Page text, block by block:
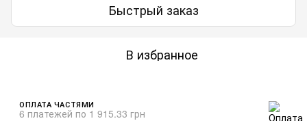
Быстрый заказ
В избранное
ОПЛАТА ЧАСТЯМИ
6 платежей по 1 915.33 грн